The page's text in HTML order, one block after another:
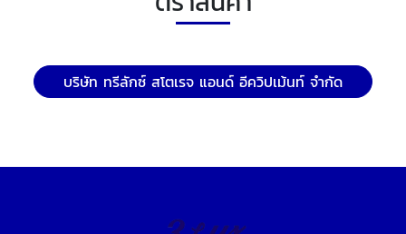
บริษัท ทรีลักซ์ สโตเรจ แอนด์ อีควิปเม้นท์ จำกัด